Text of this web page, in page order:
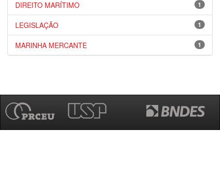
1
DIREITO MARÍTIMO
1
LEGISLAÇÃO
1
MARINHA MERCANTE